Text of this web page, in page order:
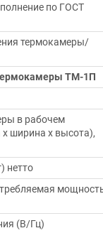
по ГОСТ
термокамеры/
ТМ-1П
в рабочем
ширина х высота),
нетто
(В/Гц)